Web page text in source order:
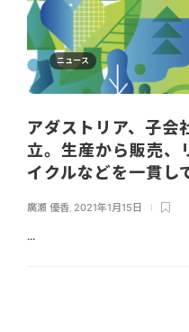
ニュース
アダストリア、子会
立。生産から販売、
イクルなどを一貫し
廣瀬 優香 2021年1月15日
...